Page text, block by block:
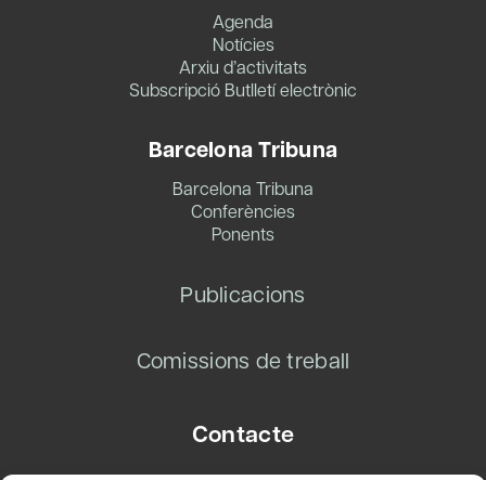
Agenda
Notícies
Arxiu d’activitats
Subscripció Butlletí electrònic
Barcelona Tribuna
Barcelona Tribuna
Conferències
Ponents
Publicacions
Comissions de treball
Contacte